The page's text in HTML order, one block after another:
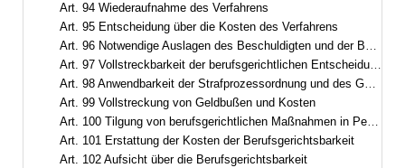
Art. 94 Wiederaufnahme des Verfahrens
Art. 95 Entscheidung über die Kosten des Verfahrens
Art. 96 Notwendige Auslagen des Beschuldigten und der Berufsvertretung
Art. 97 Vollstreckbarkeit der berufsgerichtlichen Entscheidungen
Art. 98 Anwendbarkeit der Strafprozessordnung und des Gerichtsverfassungsgesetzes
Art. 99 Vollstreckung von Geldbußen und Kosten
Art. 100 Tilgung von berufsgerichtlichen Maßnahmen in Personalakten
Art. 101 Erstattung der Kosten der Berufsgerichtsbarkeit
Art. 102 Aufsicht über die Berufsgerichtsbarkeit